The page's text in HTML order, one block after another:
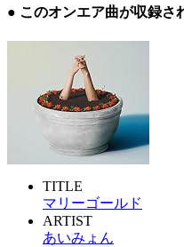
● このオンエア曲が収録さ
TITLE
マリーゴールド
ARTIST
あいみょん